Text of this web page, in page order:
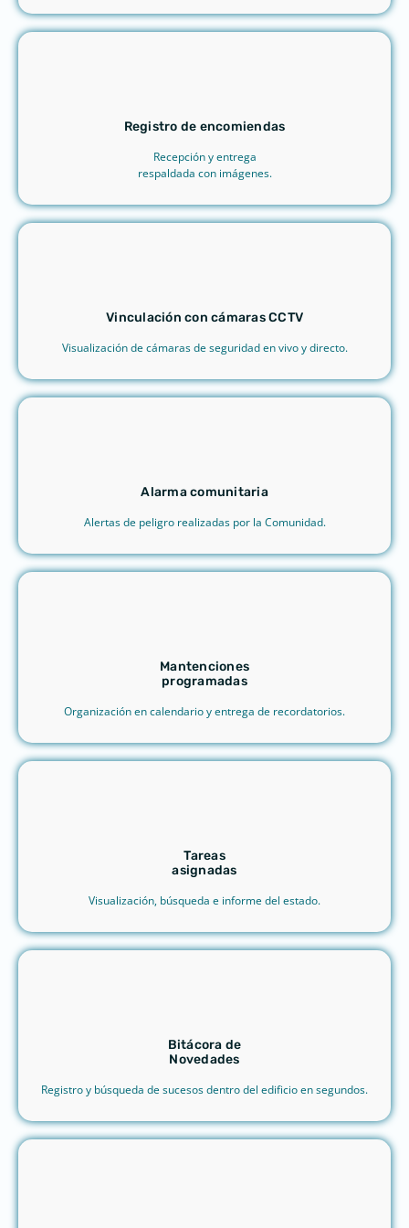
Registro de encomiendas
Recepción y entrega
respaldada con imágenes.
Vinculación con cámaras CCTV
Visualización de cámaras de seguridad en vivo y directo.
Alarma comunitaria
Alertas de peligro realizadas por la Comunidad.
Mantenciones
programadas
Organización en calendario y entrega de recordatorios.
Tareas
asignadas
Visualización, búsqueda e informe del estado.
Bitácora de
Novedades
Registro y búsqueda de sucesos dentro del edificio en segundos.